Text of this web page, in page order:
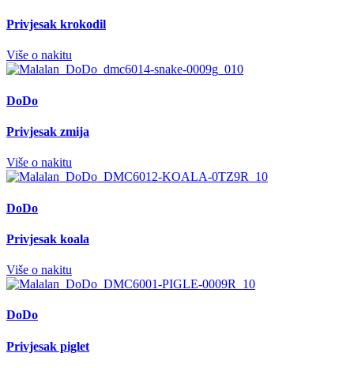
Privjesak krokodil
Više o nakitu
DoDo
Privjesak zmija
Više o nakitu
DoDo
Privjesak koala
Više o nakitu
DoDo
Privjesak piglet